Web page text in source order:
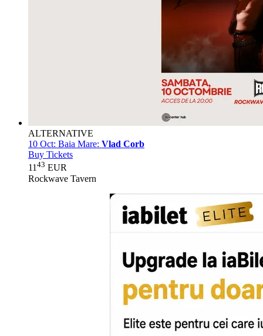
ALTERNATIVE
10 Oct: Baia Mare: Vlad Corb
Buy Tickets
1143 EUR
Rockwave Tavern